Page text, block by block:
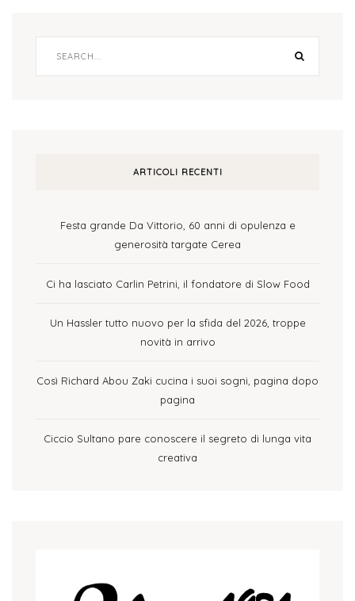
ARTICOLI RECENTI
Festa grande Da Vittorio, 60 anni di opulenza e
generosità targate Cerea
Ci ha lasciato Carlin Petrini, il fondatore di Slow Food
Un Hassler tutto nuovo per la sfida del 2026, troppe
novità in arrivo
Così Richard Abou Zaki cucina i suoi sogni, pagina dopo
pagina
Ciccio Sultano pare conoscere il segreto di lunga vita
creativa